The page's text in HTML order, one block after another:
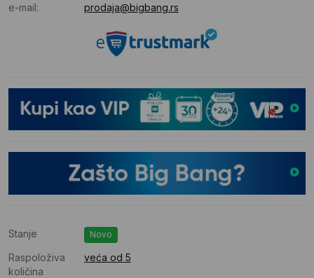
e-mail:
prodaja@bigbang.rs
Stanje Novo
Raspoloživa
količina
veća od 5